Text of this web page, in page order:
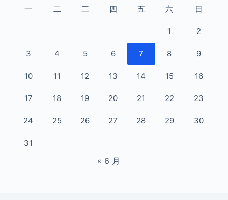
一 二 三 四 五 六 日
1 2
3 4 5 6 7 8 9
10 11 12 13 14 15 16
17 18 19 20 21 22 23
24 25 26 27 28 29 30
31
« 6 月